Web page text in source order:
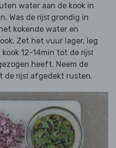
water aan de kook in
Was de rijst grondig in
kokende water en
Zet het vuur lager, leg
kook 12-14min tot de rijst
heeft. Neem de
de rijst afgedekt rusten.